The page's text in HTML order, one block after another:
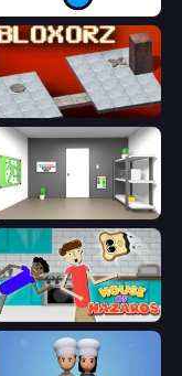
Stupidity Test
Bloxorz
Paint Room Escape
House of Hazards